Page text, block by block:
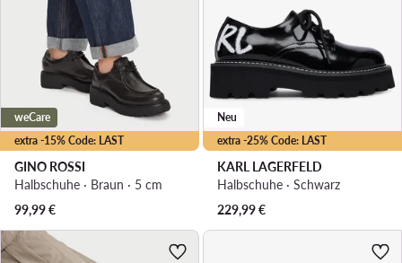
extra -15% Code: LAST
weCare
GINO ROSSI
Halbschuhe · Braun · 5 cm
99,99€
extra -25% Code: LAST
Neu
KARL LAGERFELD
Halbschuhe · Schwarz
229,99€